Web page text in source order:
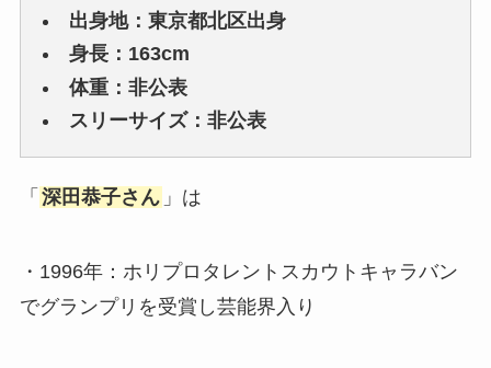
出身地：東京都北区出身
身長：163cm
体重：非公表
スリーサイズ：非公表
「 深田恭子さん 」は
・1996年：ホリプロタレントスカウトキャラバン
でグランプリを受賞し芸能界入り